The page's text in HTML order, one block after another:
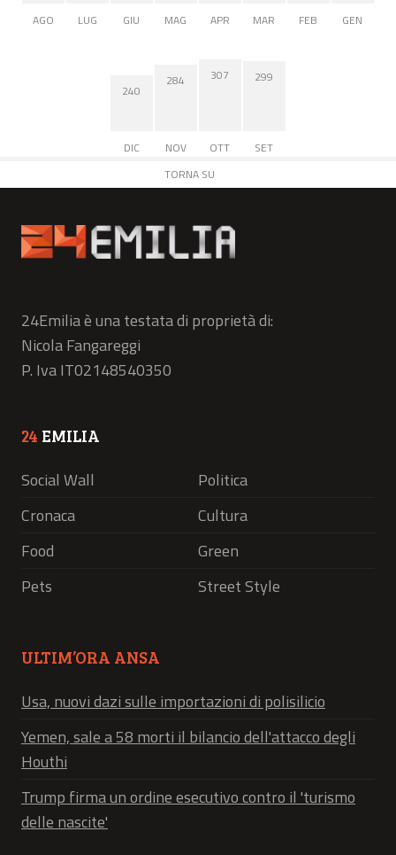
AGO
LUG GIU MAG APR MAR FEB GEN
240
DIC
284
NOV
307
OTT
299
SET
TORNA SU
24Emilia è una testata di proprietà di:
Nicola Fangareggi
P. Iva IT02148540350
24 EMILIA
Social Wall
Politica
Cronaca
Cultura
Food
Green
Pets
Street Style
ULTIM’ORA ANSA
Usa, nuovi dazi sulle importazioni di polisilicio
Yemen, sale a 58 morti il bilancio dell'attacco degli
Houthi
Trump firma un ordine esecutivo contro il 'turismo
delle nascite'